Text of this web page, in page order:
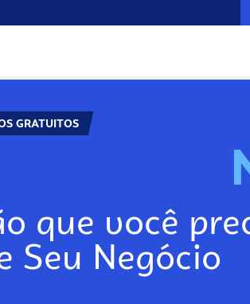
GRATUITOS
que você
Seu Negócio